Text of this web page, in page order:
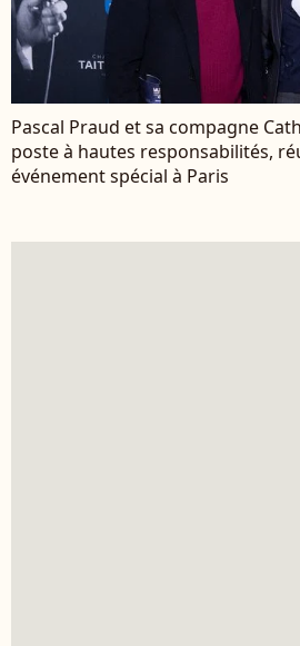
Pascal Praud et sa compagne
poste à hautes responsabilités,
événement spécial à Paris